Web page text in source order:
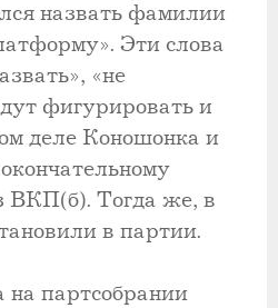
назвать фамилии
Эти слова
«не
фигурировать и
деле Коношонка и
ВКП(б). Тогда же, в
в партии.
на партсобрании